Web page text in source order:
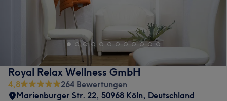
Royal Relax Wellness GmbH
4,8
264 Bewertungen
Marienburger Str. 22, 50968 Köln, Deutschland